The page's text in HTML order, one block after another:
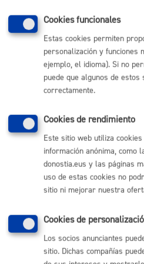
Cantidad a
El coste por la utilización de la
instalaciones, esto es, el espacio
elementos: control, seguridad,
traducción simultanea,
de quien solicite el uso. Se
empresas responsables para la
necesidades anteriores
Si la actividad se desarrolla
(Lunes a Viernes de 8-15h.), la
deberá contratar los servicios
autorizada por el Ayuntamiento
Cookies funcionales
Estas cookies permiten
personalización y funciones
ejemplo, el idioma). Si no
puede que algunos de
correctamente.
Cookies de rendimiento
Este sitio web utiliza
información anónima, como
donostia.eus y las páginas
uso de estas cookies no
sitio ni mejorar nuestra
Cookies de
Los socios anunciantes
sitio. Dichas compañías